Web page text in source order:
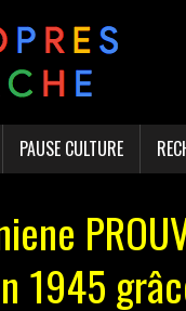
PAUSE CULTURE
1945